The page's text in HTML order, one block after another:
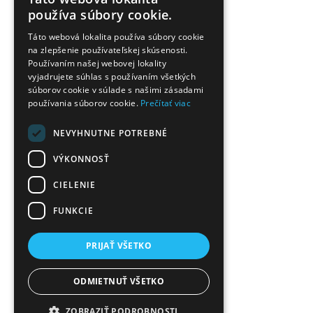
používa súbory cookie.
Táto webová lokalita používa súbory cookie
na zlepšenie používateľskej skúsenosti.
Používaním našej webovej lokality
vyjadrujete súhlas s používaním všetkých
súborov cookie v súlade s našimi zásadami
používania súborov cookie. Prečítať viac
NEVYHNUTNE POTREBNÉ
VÝKONNOSŤ
CIELENIE
FUNKCIE
PRIJAŤ VŠETKO
ODMIETNUŤ VŠETKO